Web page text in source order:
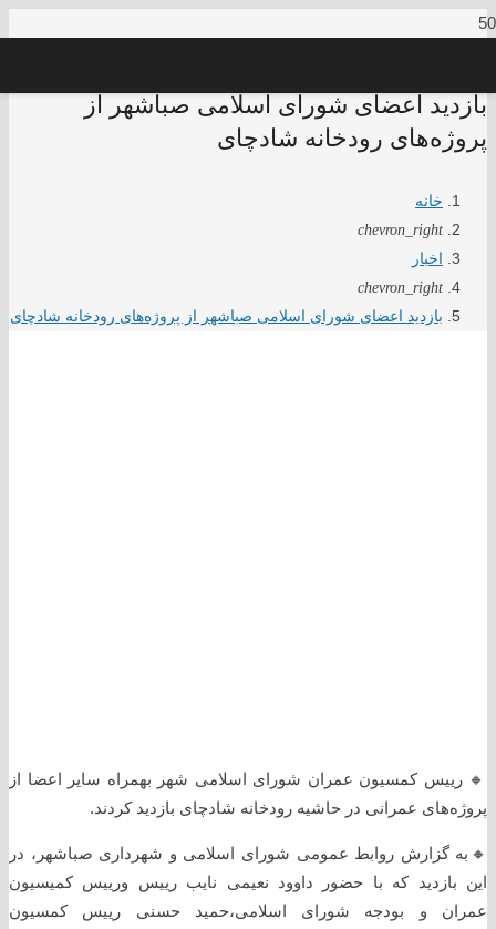
️بازدید اعضای شورای اسلامی صباشهر از
پروژه‌های رودخانه شادچای
خانه
chevron_right
اخبار
chevron_right
️بازدید اعضای شورای اسلامی صباشهر از پروژه‌های رودخانه شادچای
🔸️ رییس کمسیون عمران شورای اسلامی شهر بهمراه سایر اعضا از
پروژه‌های عمرانی در حاشیه رودخانه شادچای بازدید کردند.
🔸️به گزارش روابط عمومی شورای اسلامی و شهرداری صباشهر، در
این بازدید که با حضور داوود نعیمی نایب رییس ورییس کمیسیون
عمران و بودجه شورای اسلامی،حمید حسنی رییس کمسیون